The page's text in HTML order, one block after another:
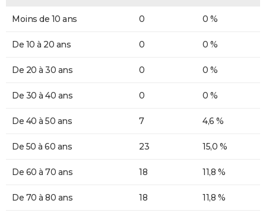
Moins de 10 ans 0 0 %
De 10 à 20 ans 0 0 %
De 20 à 30 ans 0 0 %
De 30 à 40 ans 0 0 %
De 40 à 50 ans 7 4,6 %
De 50 à 60 ans 23 15,0 %
De 60 à 70 ans 18 11,8 %
De 70 à 80 ans 18 11,8 %